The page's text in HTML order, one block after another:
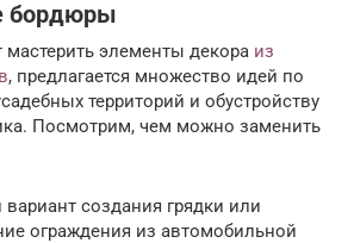
бордюры
мастерить элементы декора из
, предлагается множество идей по
территорий и обустройству
Посмотрим, чем можно заменить
создания грядки или
ограждения из автомобильной